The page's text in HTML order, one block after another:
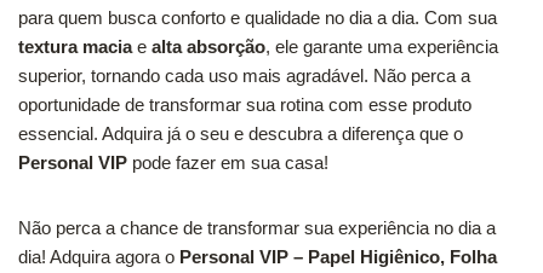
para quem busca conforto e qualidade no dia a dia. Com sua
textura maciae alta absorção, ele garante uma experiência
superior, tornando cada uso mais agradável. Não perca a
oportunidade de transformar sua rotina com esse produto
essencial. Adquira já o seu e descubra a diferença que o
Personal VIP pode fazer em sua casa!
Não perca a chance de transformar sua experiência no dia a
dia! Adquira agora o Personal VIP – Papel Higiênico, Folha